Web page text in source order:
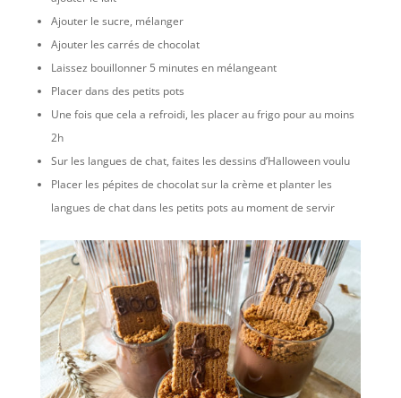
Ajouter le sucre, mélanger
Ajouter les carrés de chocolat
Laissez bouillonner 5 minutes en mélangeant
Placer dans des petits pots
Une fois que cela a refroidi, les placer au frigo pour au moins
2h
Sur les langues de chat, faites les dessins d’Halloween voulu
Placer les pépites de chocolat sur la crème et planter les
langues de chat dans les petits pots au moment de servir